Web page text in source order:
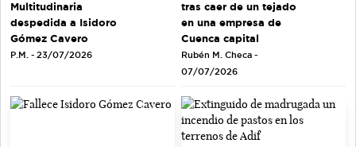
Multitudinaria
despedida a Isidoro
Gómez Cavero
P.M. - 23/07/2026
tras caer de un tejado
en una empresa de
Cuenca capital
Rubén M. Checa -
07/07/2026